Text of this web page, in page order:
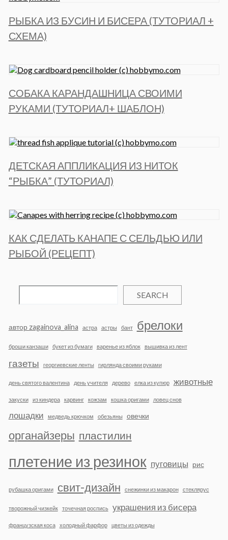
РЫБКА ИЗ БУСИН И БИСЕРА (ТУТОРИАЛ +
СХЕМА)
СОБАКА КАРАНДАШНИЦА СВОИМИ
РУКАМИ (ТУТОРИАЛ+ ШАБЛОН)
ДЕТСКАЯ АППЛИКАЦИЯ ИЗ НИТОК
“РЫБКА” (ТУТОРИАЛ)
КАК СДЕЛАТЬ КАНАПЕ С СЕЛЬДЬЮ ИЛИ
РЫБОЙ (РЕЦЕПТ)
SEARCH
автор zagainova_alina астра астры бант брелоки
броши канзаши букет из бумаги варенье из яблок вышивка из лент
газеты георгиевские ленты гирлянда своими руками
день святого валентина день учителя дерево елка из купюр животные
закуски из киндера карвинг кожзам кошка оригами ловец снов
лошадки медведь крючком обезьяны овечки
органайзеры пластилин
плетение из резинок пуговицы рис
рубашка оригами свит-дизайн снежинки из макарон стеклярус
творожный чизкейк точечная роспись украшения из бисера
французская коса холодный фарфор цветы из одежды